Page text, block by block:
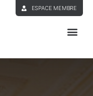
ESPACE MEMBRE